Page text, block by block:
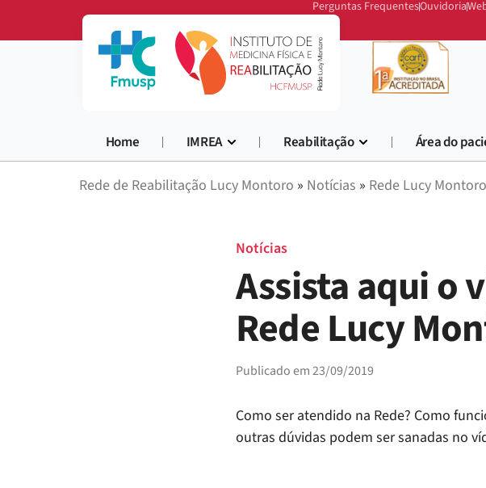
Perguntas FrequentesOuvidoria
Home IMREA Reabilitação Área do
Rede de Reabilitação Lucy Montoro » Notícias » Rede Lucy Montoro
Notícias
Assista aqui o
Rede Lucy
Publicado em23/09/2019
Como ser atendido na Rede? Como
outras dúvidas podem ser sanadas no